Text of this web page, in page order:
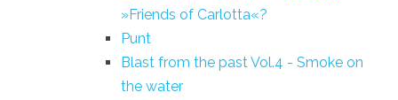
»Friends of Carlotta«?
Punt
Blast from the past Vol.4 - Smoke on
the water